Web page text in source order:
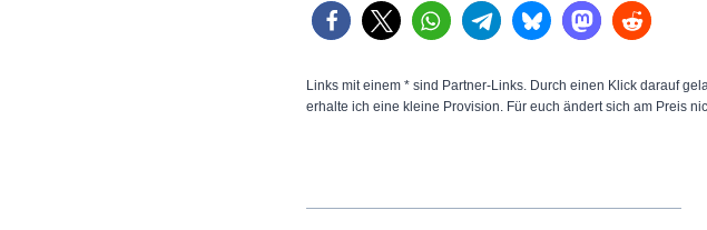
Links mit einem * sind Partner-Links. Durch einen Klick darauf
erhalte ich eine kleine Provision. Für euch ändert sich am Preis